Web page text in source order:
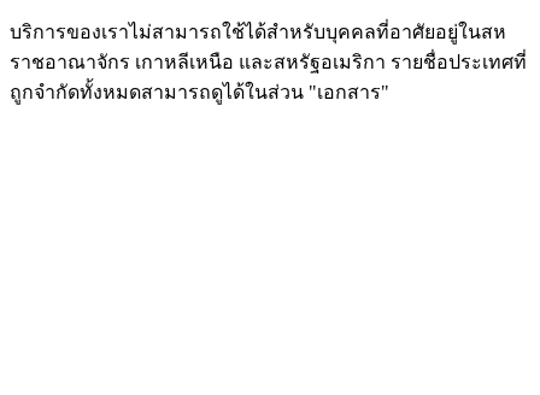
บริการของเราไม่สามารถใช้ได้สำหรับบุคคลที่อาศัยอยู่ในสห
ราชอาณาจักร เกาหลีเหนือ และสหรัฐอเมริกา รายชื่อประเทศที่
ถูกจำกัดทั้งหมดสามารถดูได้ในส่วน "เอกสาร"